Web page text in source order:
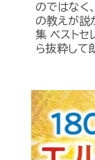
のではなく
の教えが説
集 ベストセ
ら抜粋して